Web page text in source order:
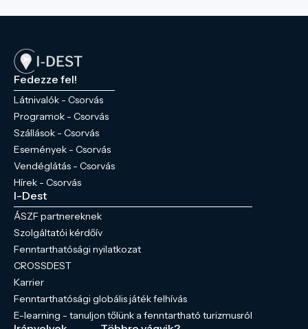
Fedezze fel!
Látnivalók - Csorvás
Programok - Csorvás
Szállások - Csorvás
Események - Csorvás
Vendéglátás - Csorvás
Hírek - Csorvás
I-Dest
ÁSZF partnereknek
Szolgáltatói kérdőív
Fenntarthatósági nyilatkozat
CROSSDEST
Karrier
Fenntarthatósági globális játék felhívás
E-learning - tanuljon tőlünk a fenntartható turizmusról